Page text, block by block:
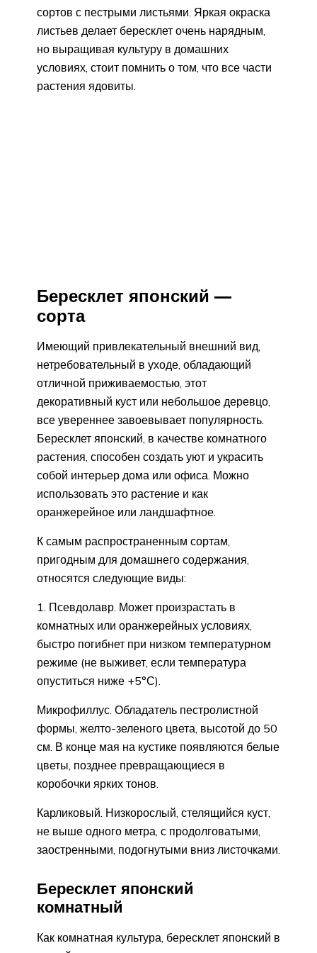
сортов с пестрыми листьями. Яркая окраска
листьев делает бересклет очень нарядным,
но выращивая культуру в домашних
условиях, стоит помнить о том, что все части
растения ядовиты.
Бересклет японский —
сорта
Имеющий привлекательный внешний вид,
нетребовательный в уходе, обладающий
отличной приживаемостью, этот
декоративный куст или небольшое деревцо,
все увереннее завоевывает популярность.
Бересклет японский, в качестве комнатного
растения, способен создать уют и украсить
собой интерьер дома или офиса. Можно
использовать это растение и как
оранжерейное или ландшафтное.
К самым распространенным сортам,
пригодным для домашнего содержания,
относятся следующие виды:
Псевдолавр. Может произрастать в
комнатных или оранжерейных условиях,
быстро погибнет при низком температурном
режиме (не выживет, если температура
опуститься ниже +5°С).
Микрофиллус. Обладатель пестролистной
формы, желто-зеленого цвета, высотой до 50
см. В конце мая на кустике появляются белые
цветы, позднее превращающиеся в
коробочки ярких тонов.
Карликовый. Низкорослый, стелящийся куст,
не выше одного метра, с продолговатыми,
заостренными, подогнутыми вниз листочками.
Бересклет японский
комнатный
Как комнатная культура, бересклет японский в